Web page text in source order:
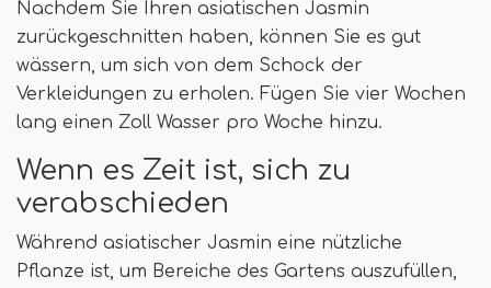
Nachdem Sie Ihren asiatischen Jasmin
zurückgeschnitten haben, können Sie es gut
wässern, um sich von dem Schock der
Verkleidungen zu erholen. Fügen Sie vier Wochen
lang einen Zoll Wasser pro Woche hinzu.
Wenn es Zeit ist, sich zu
verabschieden
Während asiatischer Jasmin eine nützliche
Pflanze ist, um Bereiche des Gartens auszufüllen,